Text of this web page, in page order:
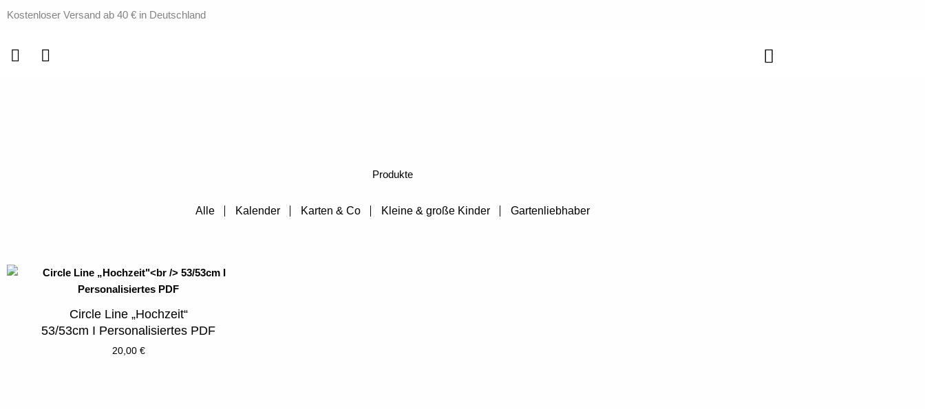
Kostenloser Versand ab 40 € in Deutschland
Produkte
Alle Kalender Karten & Co Kleine & große Kinder Gartenliebhaber
Circle Line „Hochzeit“
53/53cm I Personalisiertes PDF
20,00 €